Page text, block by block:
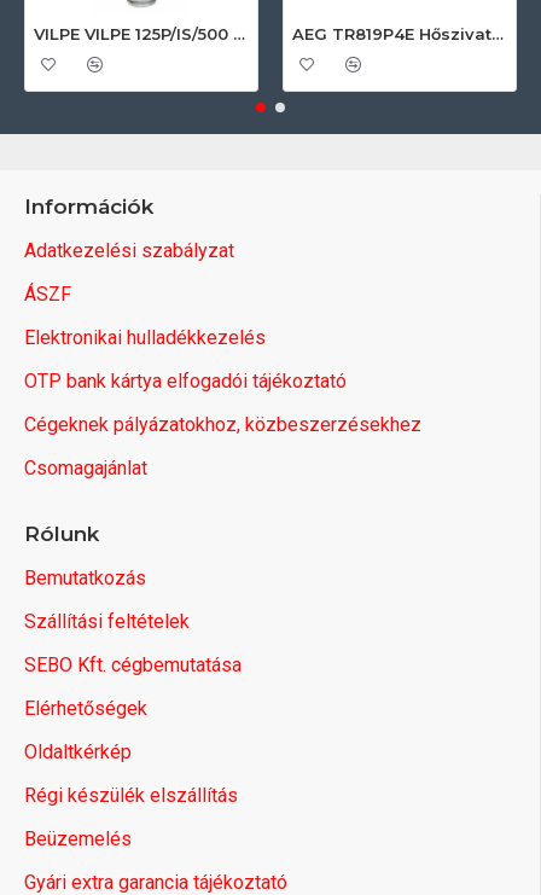
VILPE VILPE 125P/IS/500 FLOW tetőszellőző, fekete Szellőztető ventilátor tartozékok AEG TR819P4E Hőszivattyús szárítógép
Információk
Adatkezelési szabályzat
ÁSZF
Elektronikai hulladékkezelés
OTP bank kártya elfogadói tájékoztató
Cégeknek pályázatokhoz, közbeszerzésekhez
Csomagajánlat
Rólunk
Bemutatkozás
Szállítási feltételek
SEBO Kft. cégbemutatása
Elérhetőségek
Oldaltkérkép
Régi készülék elszállítás
Beüzemelés
Gyári extra garancia tájékoztató